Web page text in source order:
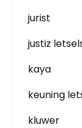
jurist
justiz
kaya
keuning
kluwer